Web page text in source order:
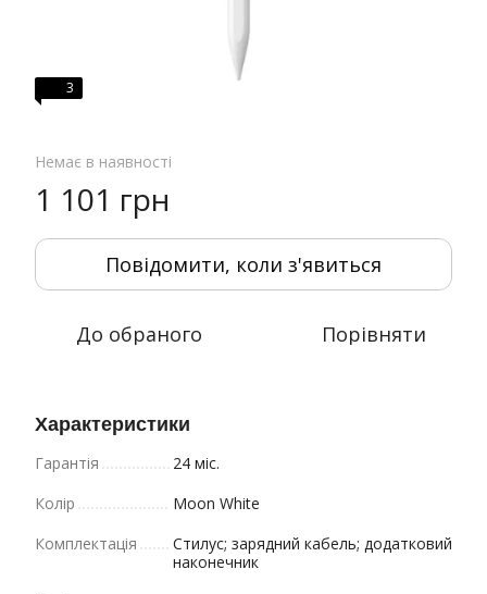
3
Немає в наявності
1 101 грн
Повідомити, коли з'явиться
До обраного Порівняти
Характеристики
Гарантія
24 міс.
Колір
Moon White
Комплектація
Стилус; зарядний кабель; додатковий
наконечник